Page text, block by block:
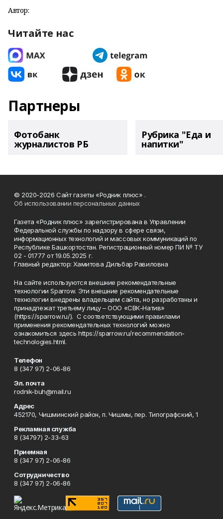
Автор:
Читайте нас
Партнеры
Фотобанк
журналистов РБ
Рубрика "Еда и
напитки"
© 2020-2026 Сайт газеты «Родник плюс» .
Об использовании персональных данных
Газета «Родник плюс» зарегистрирована в Управлении
Федеральной службы по надзору в сфере связи,
информационных технологий и массовых коммуникаций по
Республике Башкортостан. Регистрационный номер ПИ № ТУ
02 - 01777 от 19.05.2025 г.
Главный редактор: Хамитова Дильбар Равиловна
На сайте используются внешние рекомендательные
технологии Sparrow. Эти внешние рекомендательные
технологии внедрены владельцем сайта, но разработаны и
принадлежат третьему лицу – ООО «СВК-Натив»
(https://sparrow.ru/). С соответствующими правилами
применения рекомендательных технологий можно
ознакомиться здесь https://sparrow.ru/recommendation-
technologies.html.
Телефон
8 (347 97) 2-06-86
Эл. почта
rodnik-buh@mail.ru
Адрес
452170, Чишминский район, п. Чишмы, пер. Типографский, 1
Рекламная служба
8 (34797) 2-33-63
Приемная
8 (347 97) 2-06-86
Сотрудничество
8 (347 97) 2-06-86